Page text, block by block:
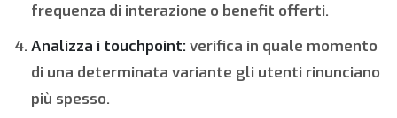
frequenza di interazione o benefit offerti.
Analizza i touchpoint: verifica in quale momento
di una determinata variante gli utenti rinunciano
più spesso.